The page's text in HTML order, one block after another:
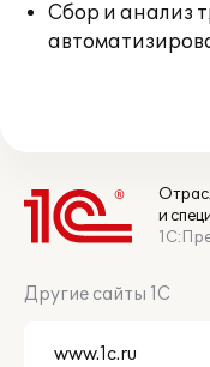
Сбор и анализ
и
Другие сайты 1С